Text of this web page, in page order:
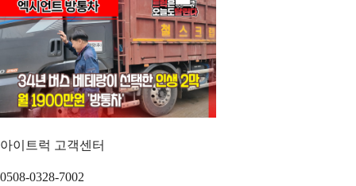
아이트럭 고객센터
0508-0328-7002